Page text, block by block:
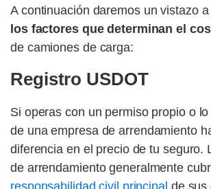
A continuación daremos un vistazo
los factores que determinan el
de camiones de carga:
Registro USDOT
Si operas con un permiso propio o
de una empresa de arrendamiento
diferencia en el precio de tu seguro.
de arrendamiento generalmente
responsabilidad civil principal de sus